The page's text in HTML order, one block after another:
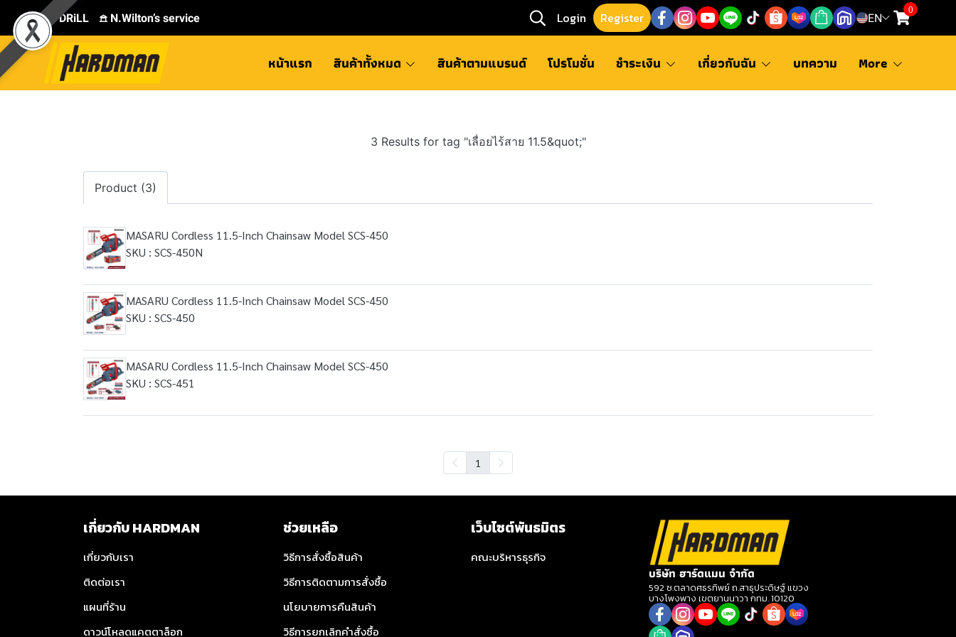
⛾ DRiLL 𖠿 N.Wilton’s service Login Register EN
0
หน้าแรก สินค้าทั้งหมด สินค้าตามแบรนด์ โปรโมชั่น ชำระเงิน เกี่ยวกับฉัน บทความ More
3 Results for tag "เลื่อยไร้สาย 11.5&quot;"
Product (3)
MASARU Cordless 11.5-Inch Chainsaw Model SCS-450
SKU : SCS-450N
MASARU Cordless 11.5-Inch Chainsaw Model SCS-450
SKU : SCS-450
MASARU Cordless 11.5-Inch Chainsaw Model SCS-450
SKU : SCS-451
1
เกี่ยวกับ HARDMAN
เกี่ยวกับเรา
ติดต่อเรา
แผนที่ร้าน
ดาวน์โหลดแคตตาล็อก
ช่วยเหลือ
วิธีการสั่งซื้อสินค้า
วิธีการติดตามการสั่งซื้อ
นโยบายการคืนสินค้า
วิธีการยกเลิกคำสั่งซื้อ
เว็บไซต์พันธมิตร
คณะบริหารธุรกิจ
บริษัท ฮาร์ดแมน จำกัด
592 ซ.ตลาดศธรทิพย์ ถ.สาธุประดิษฐ์ แขวง
บางโพงพาง เขตยานนาวา กทม. 10120